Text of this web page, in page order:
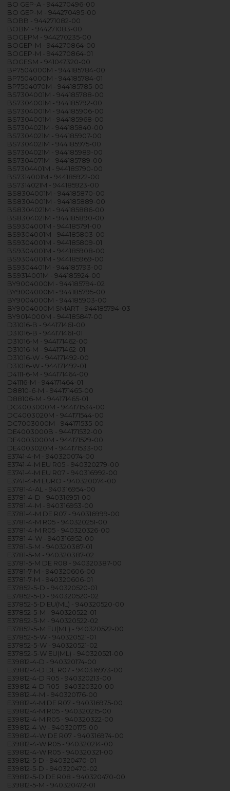
BO GEP-A - 944270496-00
BO GEP-M - 944270495-00
BOBB - 944271082-00
BOBM - 944271083-00
BOGEPM - 944270235-00
BOGEP-M - 944270864-00
BOGEP-M - 944270864-01
BOGESM - 941047320-00
BP7504000M - 944185784-00
BP7504000M - 944185784-01
BP7504070M - 944185785-00
BS7304001M - 944185788-00
BS7304001M - 944185792-00
BS7304001M - 944185906-00
BS7304001M - 944185968-00
BS7304021M - 944185840-00
BS7304021M - 944185907-00
BS7304021M - 944185975-00
BS7304021M - 944185989-00
BS7304071M - 944185789-00
BS7304401M - 944185790-00
BS7314001M - 944185922-00
BS7314021M - 944185923-00
BS8304001M - 944185870-00
BS8304001M - 944185889-00
BS8304021M - 944185886-00
BS8304021M - 944185890-00
BS9304001M - 944185791-00
BS9304001M - 944185803-00
BS9304001M - 944185809-01
BS9304001M - 944185908-00
BS9304001M - 944185969-00
BS9304401M - 944185793-00
BS9314001M - 944185924-00
BY9004000M - 944185794-02
BY9004000M - 944185795-00
BY9004000M - 944185903-00
BY9004000M SMART - 944185794-03
BY9014000M - 944185847-00
D31016-B - 944171461-00
D31016-B - 944171461-01
D31016-M - 944171462-00
D31016-M - 944171462-01
D31016-W - 944171492-00
D31016-W - 944171492-01
D4111-6-M - 944171464-00
D41116-M - 944171464-01
D8810-6-M - 944171465-00
D88106-M - 944171465-01
DC4003000M - 944171534-00
DC4003020M - 944171544-00
DC7003000M - 944171535-00
DE4003000B - 944171532-00
DE4003000M - 944171529-00
DE4003020M - 944171533-00
E3741-4-M - 940320074-00
E3741-4-M EU R05 - 940320279-00
E3741-4-M EU R07 - 940316992-00
E3741-4-M EURO - 940320074-00
E3781-4-AL - 940316954-00
E3781-4-D - 940316951-00
E3781-4-M - 940316953-00
E3781-4-M DE R07 - 940316999-00
E3781-4-M R05 - 940320251-00
E3781-4-M R05 - 940320326-00
E3781-4-W - 940316952-00
E3781-5-M - 940320387-01
E3781-5-M - 940320387-02
E3781-5-M DE R08 - 940320387-00
E3781-7-M - 940320606-00
E3781-7-M - 940320606-01
E37852-5-D - 940320520-01
E37852-5-D - 940320520-02
E37852-5-D EU(ML) - 940320520-00
E37852-5-M - 940320522-01
E37852-5-M - 940320522-02
E37852-5-M EU(ML) - 940320522-00
E37852-5-W - 940320521-01
E37852-5-W - 940320521-02
E37852-5-W EU(ML) - 940320521-00
E39812-4-D - 940320174-00
E39812-4-D DE R07 - 940316973-00
E39812-4-D R05 - 940320213-00
E39812-4-D R05 - 940320320-00
E39812-4-M - 940320176-00
E39812-4-M DE R07 - 940316975-00
E39812-4-M R05 - 940320215-00
E39812-4-M R05 - 940320322-00
E39812-4-W - 940320175-00
E39812-4-W DE R07 - 940316974-00
E39812-4-W R05 - 940320214-00
E39812-4-W R05 - 940320321-00
E39812-5-D - 940320470-01
E39812-5-D - 940320470-02
E39812-5-D DE R08 - 940320470-00
E39812-5-M - 940320472-01